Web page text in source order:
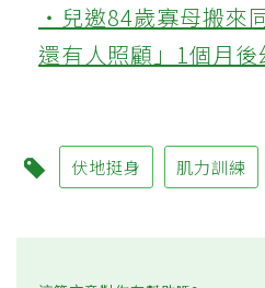
‧兒邀84歲寡母搬來
還有人照顧」1個月
伏地挺身 肌力訓練